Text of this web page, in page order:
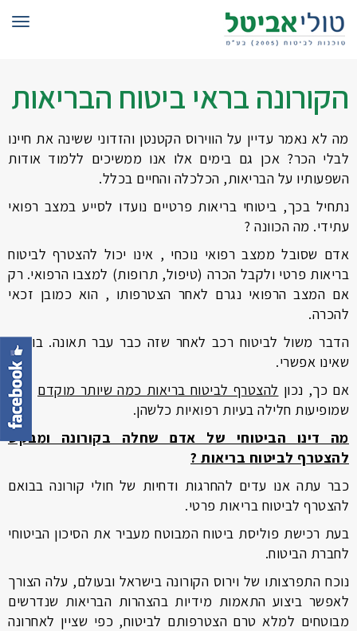
הקורונה בראי ביטוח הבריאות
מה לא נאמר עדיין על הווירוס הקטנטן והזדוני ששינה את חיינו
לבלי הכר? אכן גם בימים אלו אנו ממשיכים ללמוד אודות
השפעותיו על הבריאות, הכלכלה והחיים בכלל.
נתחיל בכך, ביטוחי בריאות פרטיים נועדו לסייע במצב רפואי
עתידי. מה הכוונה ?
אדם שסובל ממצב רפואי נוכחי , אינו יכול להצטרף לביטוח
בריאות פרטי ולקבל הכרה (טיפול, תרופות) למצבו הרפואי. רק
אם המצב הרפואי נגרם לאחר הצטרפותו , הוא כמובן זכאי
להכרה.
הדבר משול לביטוח רכב לאחר שזה כבר עבר תאונה. בוודאי
שאינו אפשרי.
אם כך, נכון להצטרף לביטוח בריאות כמה שיותר מוקדם לפני
שמופיעות חלילה בעיות רפואיות כלשהן.
מה דינו הביטוחי של אדם שחלה בקורונה ומבקש
להצטרף לביטוח בריאות ?
כבר עתה אנו עדים להחרגות ודחיות של חולי קורונה בבואם
להצטרף לביטוח בריאות פרטי.
בעת רכישת פוליסת ביטוח המבוטח מעביר את הסיכון הביטוחי
לחברת הביטוח.
נוכח התפרצותו של וירוס הקורונה בישראל ובעולם, עלה הצורך
לאפשר ביצוע התאמות מידיות בהצהרות הבריאות שנדרשים
מבוטחים למלא טרם הצטרפותם לביטוח, כפי שציין לאחרונה